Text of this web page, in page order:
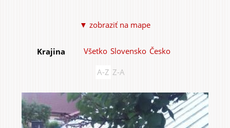
Do domu a bytu
▼ zobraziť na mape
Krajina Všetko Slovensko Česko
A-Z Z-A